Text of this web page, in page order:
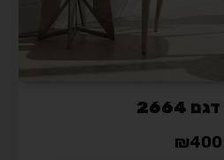
2664
₪400